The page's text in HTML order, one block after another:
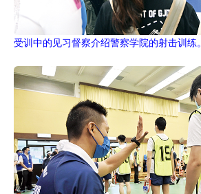
受训中的见习督察介绍警察学院的射击训练。